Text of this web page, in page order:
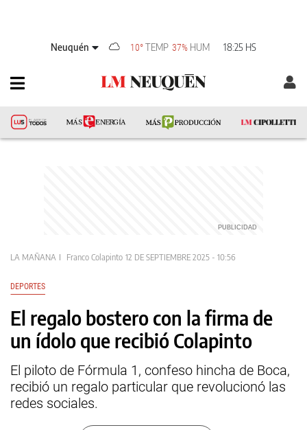
Neuquén 10°TEMP 37% HUM 18:25 HS
LA MAÑANA Franco Colapinto 12 DE SEPTIEMBRE 2025 - 10:56
DEPORTES
El regalo bostero con la firma de
un ídolo que recibió Colapinto
El piloto de Fórmula 1, confeso hincha de Boca,
recibió un regalo particular que revolucionó las
redes sociales.